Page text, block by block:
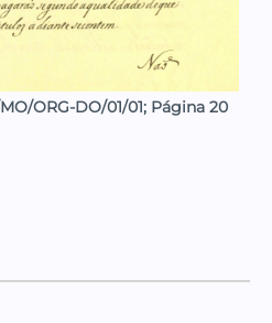
ORG-DO/01/01; Página 20